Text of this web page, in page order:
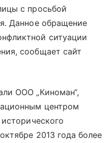
с просьбой
Данное обращение
ситуации
сообщает сайт
ООО „Киноман“,
центром
2013 года более